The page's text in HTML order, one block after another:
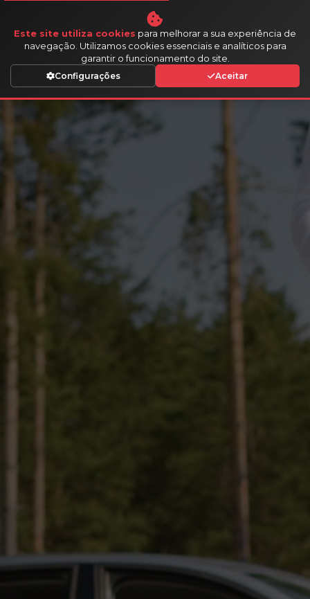
Este site utiliza cookies para melhorar a sua experiência de
navegação. Utilizamos cookies essenciais e analíticos para
garantir o funcionamento do site.
Configurações Aceitar
AutoVelocidade